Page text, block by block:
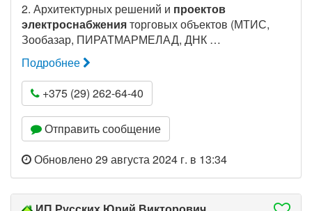
2. Архитектурных решений и проектов
электроснабженияторговых объектов (МТИС,
Зообазар, ПИРАТМАРМЕЛАД, ДНК …
Подробнее
+375 (29) 262-64-40
Отправить сообщение
Обновлено 29 августа 2024 г. в 13:34